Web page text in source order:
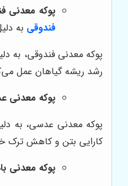
پوکه معدنی
فندوقی به
پوکه معدنی فندوقی، به
رشد ریشه گیاهان عمل
پوکه معدنی
پوکه معدنی عدسی، به
کارایی بتن و کاهش ترک
پوکه معدنی